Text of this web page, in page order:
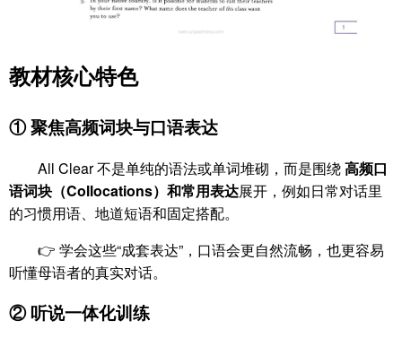
教材核心特色
① 聚焦高频词块与口语表达
All Clear 不是单纯的语法或单词堆砌，而是围绕高频口
语词块（Collocations）和常用表达展开，例如日常对话里
的习惯用语、地道短语和固定搭配。
👉 学会这些“成套表达”，口语会更自然流畅，也更容易
听懂母语者的真实对话。
② 听说一体化训练